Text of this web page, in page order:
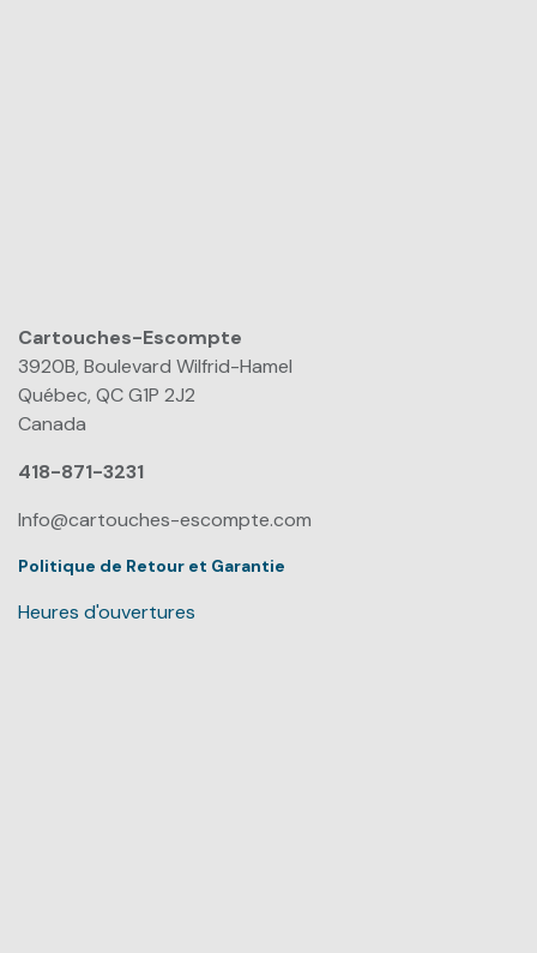
Cartouches-Escompte
3920B, Boulevard Wilfrid-Hamel
Québec, QC G1P 2J2
Canada
418-871-3231
Info@cartouches-escompte.com
Politique de Retour et Garantie
Heures d'ouvertures